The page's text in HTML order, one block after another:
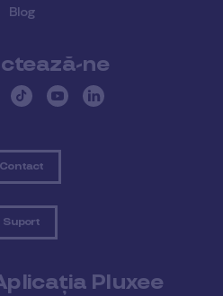
Blog
ne
Contact
Suport
Pluxee